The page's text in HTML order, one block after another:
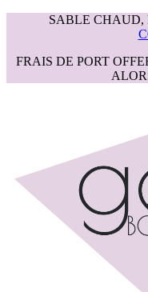
SABLE CHAUD,
FRAIS DE PORT